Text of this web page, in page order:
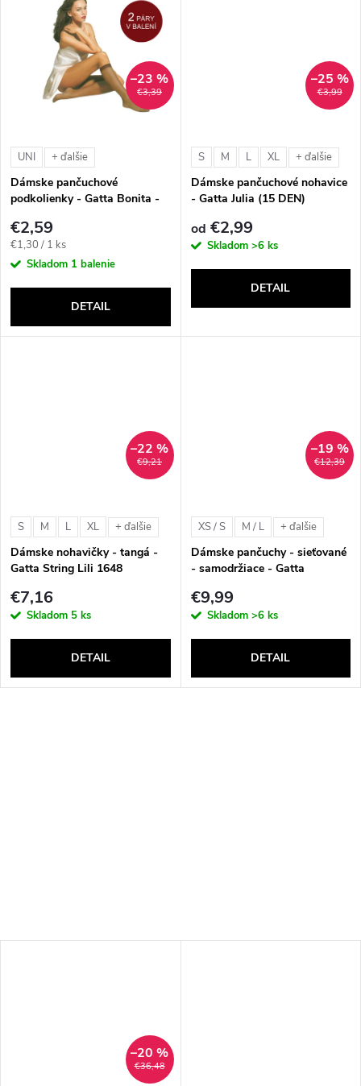
o
v
v
€3,39
–23 %
UNI + ďalšie
Dámske pančuchové
podkolienky - Gatta Bonita -
€2,59
Jednotková
cena:
€1,30 / 1 ks
Skladom 1 balenie
DETAIL
€3,99
–25 %
S M L XL + ďalšie
Dámske pančuchové nohavice
- Gatta Julia (15 DEN)
od €2,99
Skladom >6 ks
DETAIL
€9,21
–22 %
S M L XL + ďalšie
Dámske nohavičky - tangá -
Gatta String Lili 1648
€7,16
Skladom 5 ks
DETAIL
€12,39
–19 %
XS / S M / L + ďalšie
Dámske pančuchy - sieťované
- samodržiace - Gatta
€9,99
Skladom >6 ks
DETAIL
€36,48
–20 %